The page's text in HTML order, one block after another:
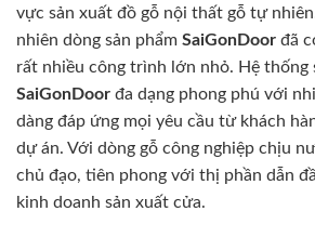
vực sản xuất đồ gỗ nội thất gỗ tự
nhiên dòng sản phẩm SaiGonDoor đã
rất nhiều công trình lớn nhỏ. Hệ thống
SaiGonDoor đa dạng phong phú với
dàng đáp ứng mọi yêu cầu từ khách
dự án. Với dòng gỗ công nghiệp chịu
chủ đạo, tiên phong với thị phần dẫn
kinh doanh sản xuất cửa.